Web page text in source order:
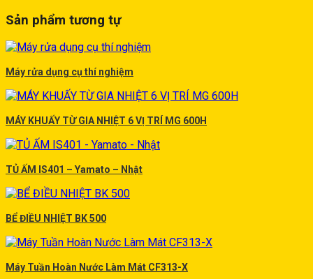
Sản phẩm tương tự
Máy rửa dụng cụ thí nghiệm
MÁY KHUẤY TỪ GIA NHIỆT 6 VỊ TRÍ MG 600H
TỦ ẤM IS401 – Yamato – Nhật
BỂ ĐIỀU NHIỆT BK 500
Máy Tuần Hoàn Nước Làm Mát CF313-X